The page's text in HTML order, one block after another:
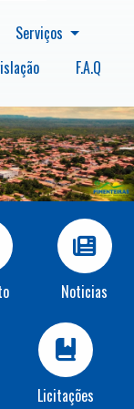
Serviços
F.A.Q
Noticias
Licitações